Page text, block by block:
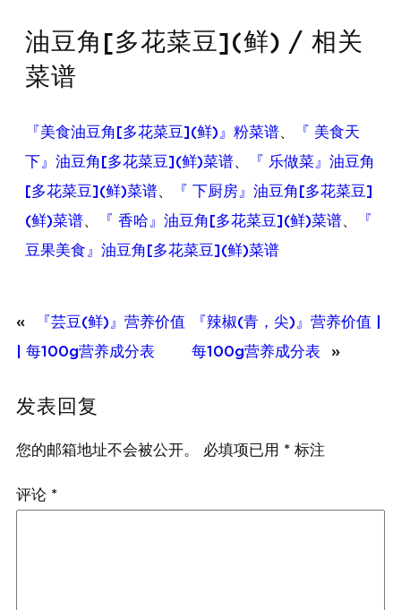
油豆角[多花菜豆](鲜) / 相关
菜谱
『美食油豆角[多花菜豆](鲜)』粉菜谱、
『 美食天
下』油豆角[多花菜豆](鲜)菜谱、
『 乐做菜』油豆角
[多花菜豆](鲜)菜谱、
『 下厨房』油豆角[多花菜豆]
(鲜)菜谱、 『 香哈』油豆角[多花菜豆](鲜)菜谱、
『
豆果美食』油豆角[多花菜豆](鲜)菜谱
«
『芸豆(鲜)』营养价值
| 每100g营养成分表
『辣椒(青，尖)』营养价值 |
每100g营养成分表
»
发表回复
您的邮箱地址不会被公开。 必填项已用 * 标注
评论 *